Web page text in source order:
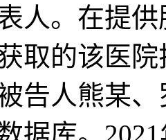
人。在提
取的该医
告人熊某